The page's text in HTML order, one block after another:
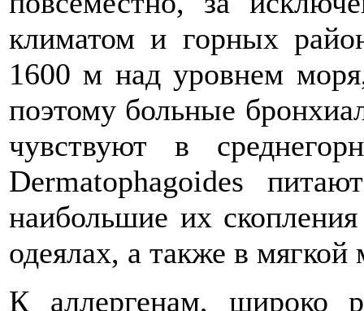
климатом и горных
1600 м над уровнем
поэтому больные
чувствуют в
Dermatophagoides
наибольшие их
одеялах, а также в мягкой
К аллергенам, широко